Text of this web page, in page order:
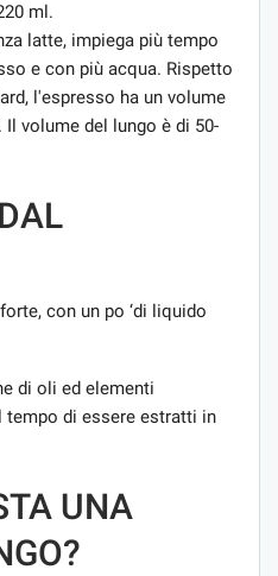
ml.
latte, impiega più tempo
e con più acqua. Rispetto
l'espresso ha un volume
volume del lungo è di 50-
con un po ‘di liquido
di oli ed elementi
tempo di essere estratti in
UNA